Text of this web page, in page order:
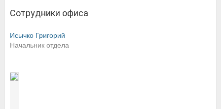
Сотрудники офиса
Исычко Григорий
Начальник отдела